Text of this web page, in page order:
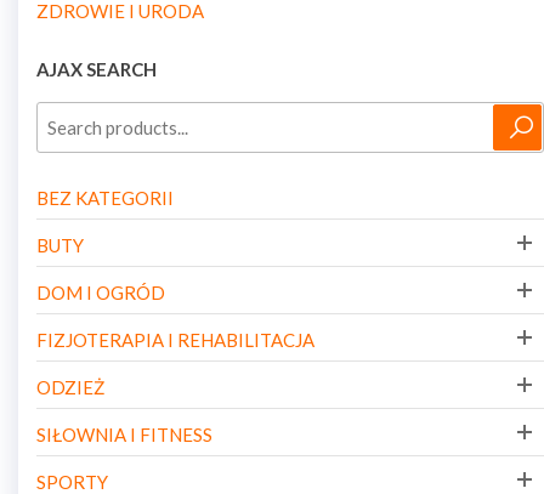
ZDROWIE I URODA
AJAX SEARCH
BEZ KATEGORII
BUTY
DOM I OGRÓD
FIZJOTERAPIA I REHABILITACJA
ODZIEŻ
SIŁOWNIA I FITNESS
SPORTY